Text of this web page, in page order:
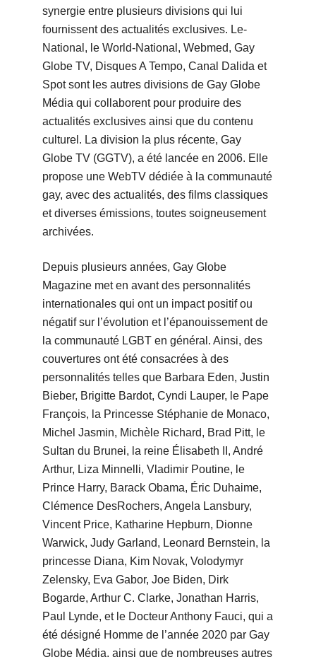
synergie entre plusieurs divisions qui lui
fournissent des actualités exclusives. Le-
National, le World-National, Webmed, Gay
Globe TV, Disques A Tempo, Canal Dalida et
Spot sont les autres divisions de Gay Globe
Média qui collaborent pour produire des
actualités exclusives ainsi que du contenu
culturel. La division la plus récente, Gay
Globe TV (GGTV), a été lancée en 2006. Elle
propose une WebTV dédiée à la communauté
gay, avec des actualités, des films classiques
et diverses émissions, toutes soigneusement
archivées.
Depuis plusieurs années, Gay Globe
Magazine met en avant des personnalités
internationales qui ont un impact positif ou
négatif sur l’évolution et l’épanouissement de
la communauté LGBT en général. Ainsi, des
couvertures ont été consacrées à des
personnalités telles que Barbara Eden, Justin
Bieber, Brigitte Bardot, Cyndi Lauper, le Pape
François, la Princesse Stéphanie de Monaco,
Michel Jasmin, Michèle Richard, Brad Pitt, le
Sultan du Brunei, la reine Élisabeth II, André
Arthur, Liza Minnelli, Vladimir Poutine, le
Prince Harry, Barack Obama, Éric Duhaime,
Clémence DesRochers, Angela Lansbury,
Vincent Price, Katharine Hepburn, Dionne
Warwick, Judy Garland, Leonard Bernstein, la
princesse Diana, Kim Novak, Volodymyr
Zelensky, Eva Gabor, Joe Biden, Dirk
Bogarde, Arthur C. Clarke, Jonathan Harris,
Paul Lynde, et le Docteur Anthony Fauci, qui a
été désigné Homme de l’année 2020 par Gay
Globe Média, ainsi que de nombreuses autres